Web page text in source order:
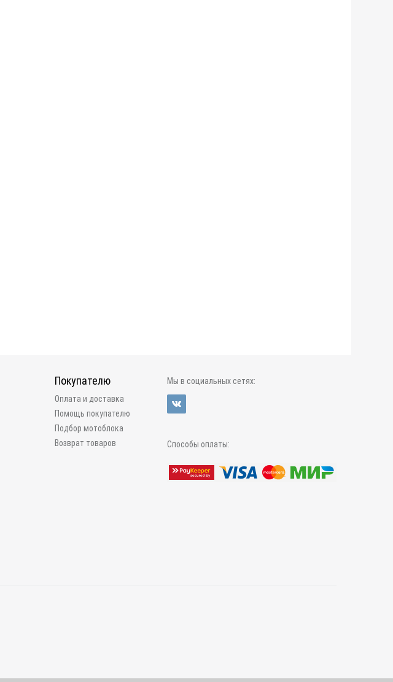
Покупателю
Оплата и доставка
Помощь покупателю
Подбор мотоблока
Возврат товаров
Мы в социальных сетях:
Способы оплаты: